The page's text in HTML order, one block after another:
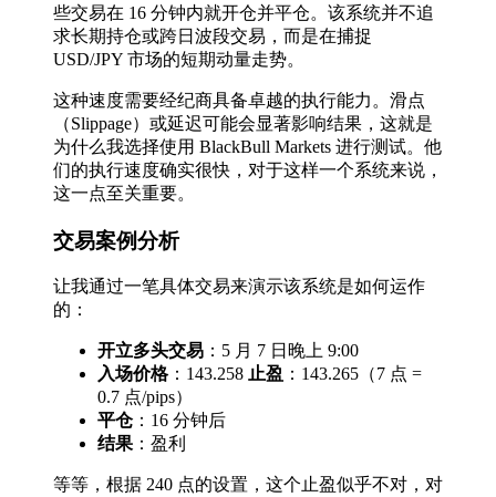
些交易在 16 分钟内就开仓并平仓。该系统并不追
求长期持仓或跨日波段交易，而是在捕捉
USD/JPY 市场的短期动量走势。
这种速度需要经纪商具备卓越的执行能力。滑点
（Slippage）或延迟可能会显著影响结果，这就是
为什么我选择使用 BlackBull Markets 进行测试。他
们的执行速度确实很快，对于这样一个系统来说，
这一点至关重要。
交易案例分析
让我通过一笔具体交易来演示该系统是如何运作
的：
开立多头交易 ：5 月 7 日晚上 9:00
入场价格：143.258 止盈 ：143.265（7 点 =
0.7 点/pips）
平仓：16 分钟后
结果 ：盈利
等等，根据 240 点的设置，这个止盈似乎不对，对